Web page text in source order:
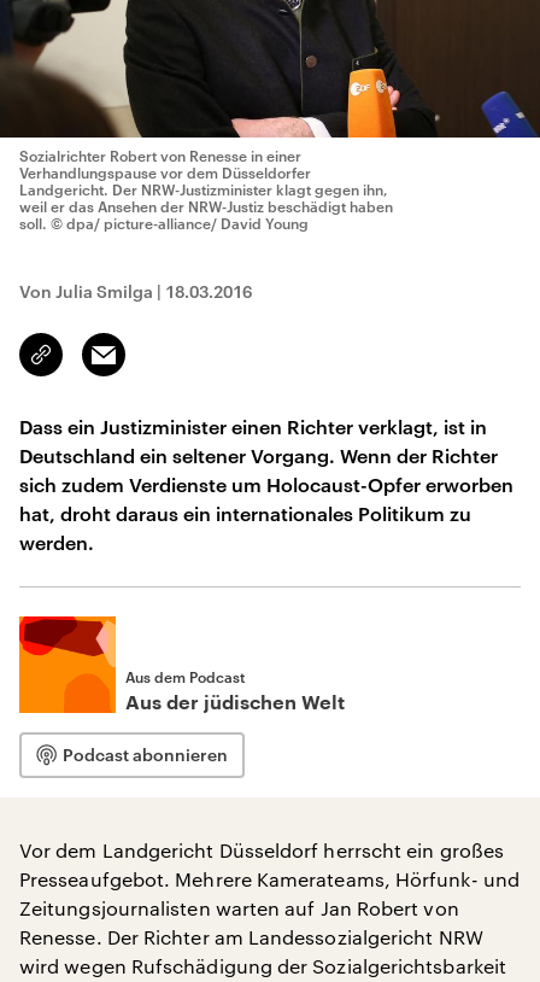
Sozialrichter Robert von Renesse in einer
Verhandlungspause vor dem Düsseldorfer
Landgericht. Der NRW-Justizminister klagt gegen ihn,
weil er das Ansehen der NRW-Justiz beschädigt haben
soll. © dpa/ picture-alliance/ David Young
Von Julia Smilga | 18.03.2016
Link
kopieren/teilen
Email
Dass ein Justizminister einen Richter verklagt, ist in
Deutschland ein seltener Vorgang. Wenn der Richter
sich zudem Verdienste um Holocaust-Opfer erworben
hat, droht daraus ein internationales Politikum zu
werden.
Aus dem Podcast
Aus der jüdischen Welt
Podcast abonnieren
Vor dem Landgericht Düsseldorf herrscht ein großes
Presseaufgebot. Mehrere Kamerateams, Hörfunk- und
Zeitungsjournalisten warten auf Jan Robert von
Renesse. Der Richter am Landessozialgericht NRW
wird wegen Rufschädigung der Sozialgerichtsbarkeit